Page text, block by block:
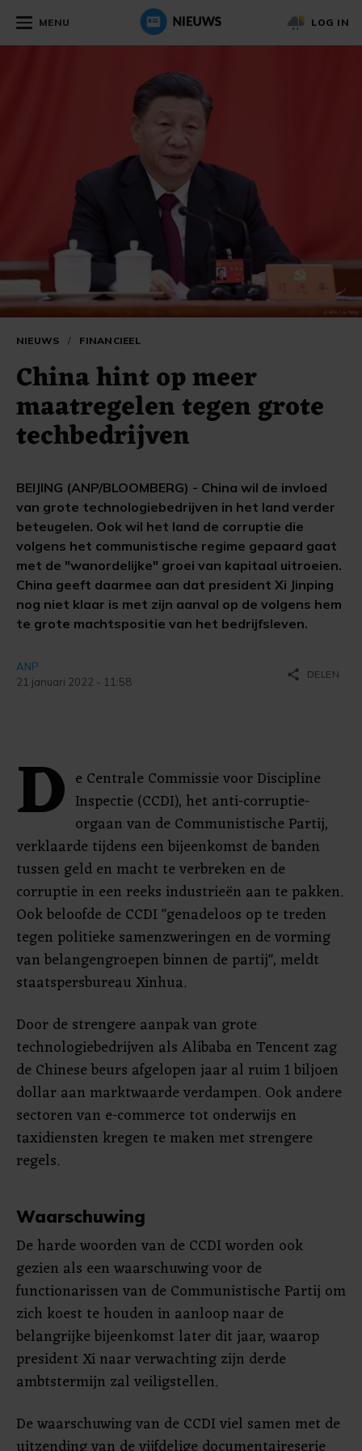
MENU LOG IN
NIEUWS / FINANCIEEL
China hint op meer
maatregelen tegen grote
techbedrijven
BEIJING (ANP/BLOOMBERG) - China wil de invloed
van grote technologiebedrijven in het land verder
beteugelen. Ook wil het land de corruptie die
volgens het communistische regime gepaard gaat
met de "wanordelijke" groei van kapitaal uitroeien.
China geeft daarmee aan dat president Xi Jinping
nog niet klaar is met zijn aanval op de volgens hem
te grote machtspositie van het bedrijfsleven.
ANP
21 januari 2022 - 11:58
share DELEN
D e Centrale Commissie voor Discipline
Inspectie (CCDI), het anti-corruptie-
orgaan van de Communistische Partij,
verklaarde tijdens een bijeenkomst de banden
tussen geld en macht te verbreken en de
corruptie in een reeks industrieën aan te pakken.
Ook beloofde de CCDI "genadeloos op te treden
tegen politieke samenzweringen en de vorming
van belangengroepen binnen de partij", meldt
staatspersbureau Xinhua.
Door de strengere aanpak van grote
technologiebedrijven als Alibaba en Tencent zag
de Chinese beurs afgelopen jaar al ruim 1 biljoen
dollar aan marktwaarde verdampen. Ook andere
sectoren van e-commerce tot onderwijs en
taxidiensten kregen te maken met strengere
regels.
Waarschuwing
De harde woorden van de CCDI worden ook
gezien als een waarschuwing voor de
functionarissen van de Communistische Partij om
zich koest te houden in aanloop naar de
belangrijke bijeenkomst later dit jaar, waarop
president Xi naar verwachting zijn derde
ambtstermijn zal veiligstellen.
De waarschuwing van de CCDI viel samen met de